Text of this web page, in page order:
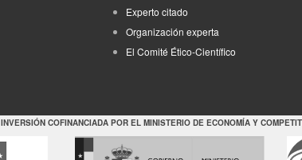
Experto citado
Organización experta
El Comité Ético-Científico
INVERSIÓN COFINANCIADA POR EL MINISTERIO DE ECONOMÍA Y